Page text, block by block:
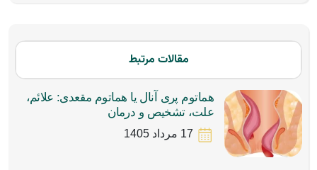
مقالات مرتبط
هماتوم پری‌ آنال یا هماتوم مقعدی: علائم،
علت، تشخیص و درمان
17 مرداد 1405